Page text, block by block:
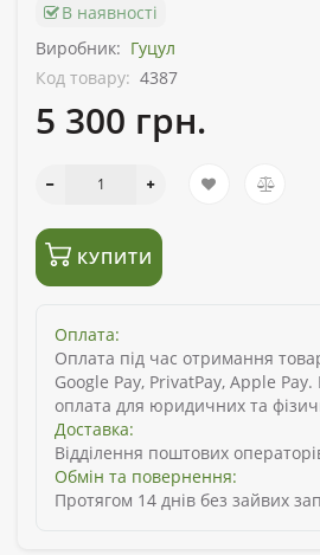
В наявності
Виробник: Гуцул
Код товару: 4387
5 300 грн.
КУПИТИ
Оплата:
Оплата під час отримання
Google Pay, PrivatPay, Apple Pay.
оплата для юридичних та
Доставка:
Відділення поштових
Обмін та повернення:
Протягом 14 днів без зайвих